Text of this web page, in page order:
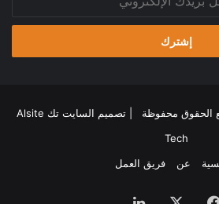
السايت تك Alsite
Tech
عن فريق العمل